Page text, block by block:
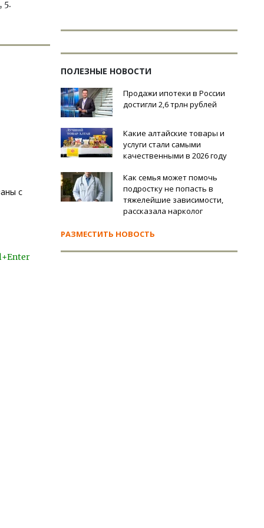
5.
с
ПОЛЕЗНЫЕ НОВОСТИ
Продажи ипотеки в России
достигли 2,6 трлн рублей
Какие алтайские товары и
услуги стали самыми
качественными в 2026 году
Как семья может помочь
подростку не попасть в
тяжелейшие зависимости,
рассказала нарколог
РАЗМЕСТИТЬ НОВОСТЬ